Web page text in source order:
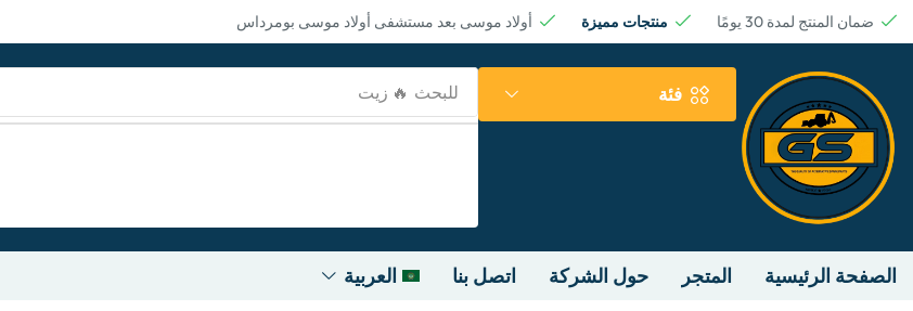
ضمان المنتج لمدة 30 يومًا منتجات مميزة أولاد موسى بعد مستشفى أولاد موسى بومرداس
فئة للبحث 🔥 بطارية
الصفحة الرئيسية المتجر حول الشركة اتصل بنا العربية